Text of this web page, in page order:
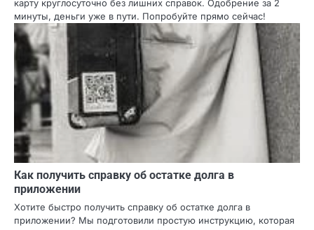
Быстрый займ онлайн на карту круглосуточно
Хватит ждать зарплату! Получите быстрый займ онлайн на
карту круглосуточно без лишних справок. Одобрение за 2
минуты, деньги уже в пути. Попробуйте прямо сейчас!